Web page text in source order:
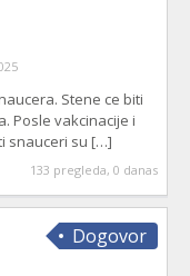
Stene ce biti
Posle vakcinacije i
snauceri su […]
133 pregleda, 0 danas
Dogovor